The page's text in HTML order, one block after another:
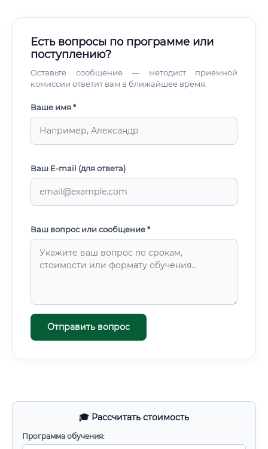
🎓 Рассчитать стоимость
Программа обучения:
Есть вопросы по программе или
поступлению?
Оставьте сообщение — методист приемной
комиссии ответит вам в ближайшее время.
Ваше имя *
Ваш E-mail (для ответа)
Ваш вопрос или сообщение *
Отправить вопрос